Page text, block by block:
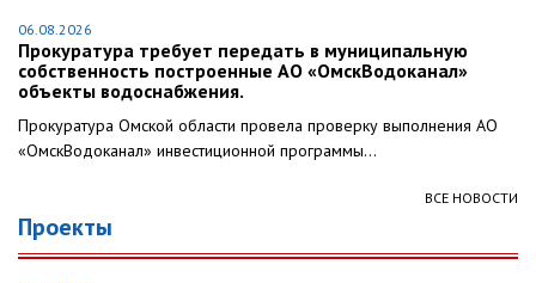
06.08.2026
Прокуратура требует передать в муниципальную
собственность построенные АО «ОмскВодоканал»
объекты водоснабжения.
Прокуратура Омской области провела проверку выполнения АО
«ОмскВодоканал» инвестиционной программы...
ВСЕ НОВОСТИ
Проекты